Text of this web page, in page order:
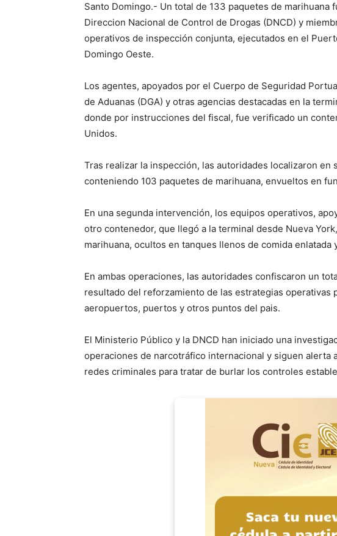
Santo Domingo.- Un total de 133 paquetes de
Direccion Nacional de Control de Drogas (DNCD) y
operativos de inspección conjunta, ejecutados en el
Domingo Oeste.
Los agentes, apoyados por el Cuerpo de Seguridad
de Aduanas (DGA) y otras agencias destacadas en la
donde por instrucciones del fiscal, fue verificado un
Unidos.
Tras realizar la inspección, las autoridades localizaron en
conteniendo 103 paquetes de marihuana, envueltos en
En una segunda intervención, los equipos operativos,
otro contenedor, que llegó a la terminal desde Nueva
marihuana, ocultos en tanques llenos de comida enlatada
En ambas operaciones, las autoridades confiscaron un
resultado del reforzamiento de las estrategias operativas
aeropuertos, puertos y otros puntos del pais.
El Ministerio Público y la DNCD han iniciado una
operaciones de narcotráfico internacional y siguen alerta
redes criminales para tratar de burlar los controles